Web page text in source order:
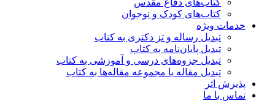
کتاب‌های کودک و نوجوان
خدمات ویژه
تبدیل رساله و تز دکتری به کتاب
تبدیل پایان‌نامه به کتاب
تبدیل جزوه‌های درسی و آموزشی به کتاب
تبدیل مقاله یا مجموعه مقاله‌ها به کتاب
پذیرش اثر
تماس با ما